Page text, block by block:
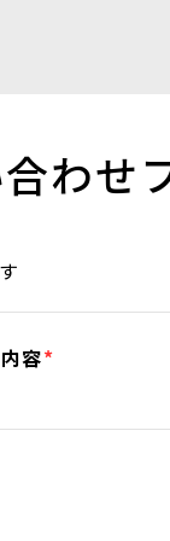
わせ
容*